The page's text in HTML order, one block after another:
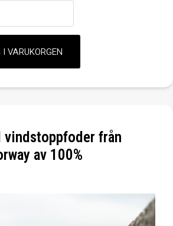
vindstoppfoder från
av 100%